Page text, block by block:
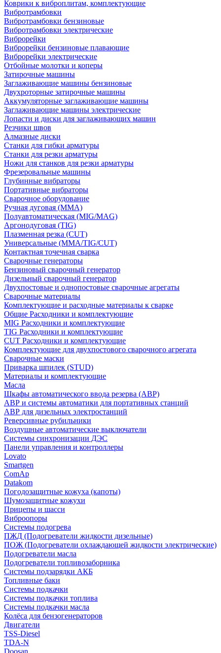
Коврики к виброплитам, комплектующие
Вибротрамбовки
Вибротрамбовки бензиновые
Вибротрамбовки электрические
Виброрейки
Виброрейки бензиновые плавающие
Виброрейки электрические
Отбойные молотки и коперы
Затирочные машины
Заглаживающие машины бензиновые
Двухроторные затирочные машины
Аккумуляторные заглаживающие машины
Заглаживающие машины электрические
Лопасти и диски для заглаживающих машин
Резчики швов
Алмазные диски
Станки для гибки арматуры
Станки для резки арматуры
Ножи для станков для резки арматуры
Фрезеровальные машины
Глубинные вибраторы
Портативные вибраторы
Сварочное оборудование
Ручная дуговая (MMA)
Полуавтоматическая (MIG/MAG)
Аргонодуговая (TIG)
Плазменная резка (CUT)
Универсальные (MMA/TIG/CUT)
Контактная точечная сварка
Сварочные генераторы
Бензиновый сварочный генератор
Дизельный сварочный генератор
Двухпостовые и однопостовые сварочные агрегаты
Сварочные материалы
Комплектующие и расходные материалы к сварке
Общие Расходники и комплектующие
MIG Расходники и комплектующие
TIG Расходники и комплектующие
CUT Расходники и комплектующие
Комплектующие для двухпостового сварочного агрегата
Сварочные маски
Приварка шпилек (STUD)
Материалы и комплектующие
Масла
Шкафы автоматического ввода резерва (АВР)
АВР и системы автоматики для портативных станций
АВР для дизельных электростанций
Реверсивные рубильники
Воздушные автоматические выключатели
Системы синхронизации ДЭС
Панели управления и контроллеры
Lovato
Smartgen
ComAp
Datakom
Погодозащитные кожуха (капоты)
Шумозащитные кожухи
Прицепы и шасси
Виброопоры
Системы подогрева
ПЖД (Подогреватели жидкости дизельные)
ПОЖ (Подогреватели охлаждающей жидкости электрические)
Подогреватели масла
Подогреватели топливозаборника
Системы подзарядки АКБ
Топливные баки
Системы подкачки
Системы подкачки топлива
Системы подкачки масла
Колёса для бензогенераторов
Двигатели
TSS-Diesel
TDA-N
Doosan